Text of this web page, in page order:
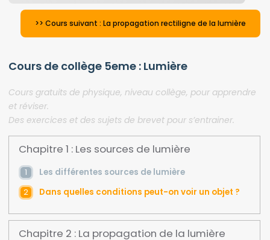
>> Cours suivant : La propagation rectiligne de la lumière
Cours de collège 5eme : Lumière
Cours gratuits de physique, niveau collège, pour apprendre
et réviser.
Des exercices et des sujets de brevet pour s’entrainer.
Chapitre 1 : Les sources de lumière
Les différentes sources de lumière
Dans quelles conditions peut-on voir un objet ?
Chapitre 2 : La propagation de la lumière